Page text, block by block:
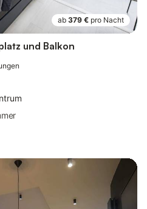
ab 379 € pro Nacht
und Balkon